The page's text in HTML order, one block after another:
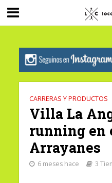
G-0X2PD3RFLV
CARRERAS Y PRODUCTOS
Villa La
running en
Arrayanes
6 meses hace 3